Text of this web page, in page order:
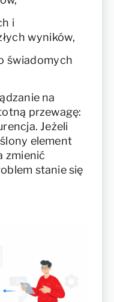
i
wyników,
świadomych
na
przewagę:
Jeżeli
element
zmienić
stanie się